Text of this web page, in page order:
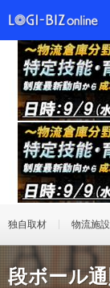
独自取材 物流施
段ボール